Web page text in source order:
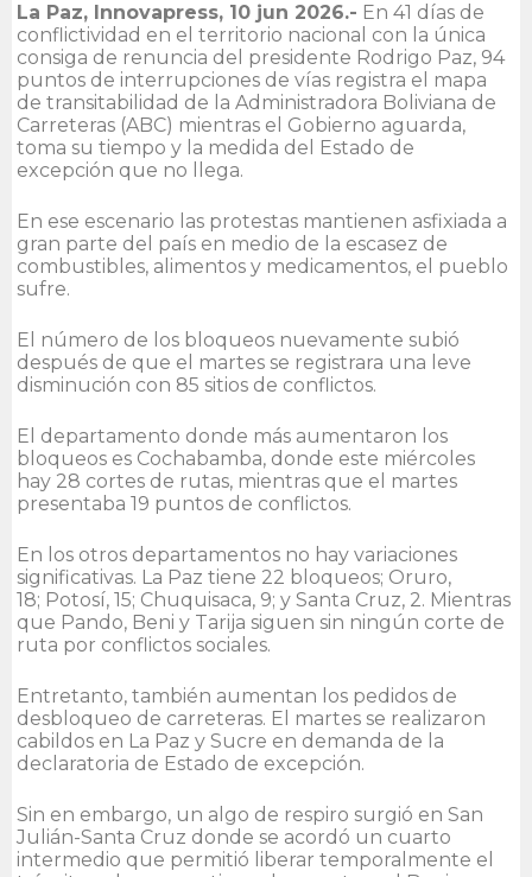
La Paz, Innovapress, 10 jun 2026.- En 41 días de
conflictividad en el territorio nacional con la única
consiga de renuncia del presidente Rodrigo Paz, 94
puntos de interrupciones de vías registra el mapa
de transitabilidad de la Administradora Boliviana de
Carreteras (ABC) mientras el Gobierno aguarda,
toma su tiempo y la medida del Estado de
excepción que no llega.
En ese escenario las protestas mantienen asfixiada a
gran parte del país en medio de la escasez de
combustibles, alimentos y medicamentos, el pueblo
sufre.
El número de los bloqueos nuevamente subió
después de que el martes se registrara una leve
disminución con 85 sitios de conflictos.
El departamento donde más aumentaron los
bloqueos es Cochabamba, donde este miércoles
hay 28 cortes de rutas, mientras que el martes
presentaba 19 puntos de conflictos.
En los otros departamentos no hay variaciones
significativas. La Paz tiene 22 bloqueos; Oruro,
18; Potosí, 15; Chuquisaca, 9; y Santa Cruz, 2. Mientras
que Pando, Beni y Tarija siguen sin ningún corte de
ruta por conflictos sociales.
Entretanto, también aumentan los pedidos de
desbloqueo de carreteras. El martes se realizaron
cabildos en La Paz y Sucre en demanda de la
declaratoria de Estado de excepción.
Sin en embargo, un algo de respiro surgió en San
Julián-Santa Cruz donde se acordó un cuarto
intermedio que permitió liberar temporalmente el